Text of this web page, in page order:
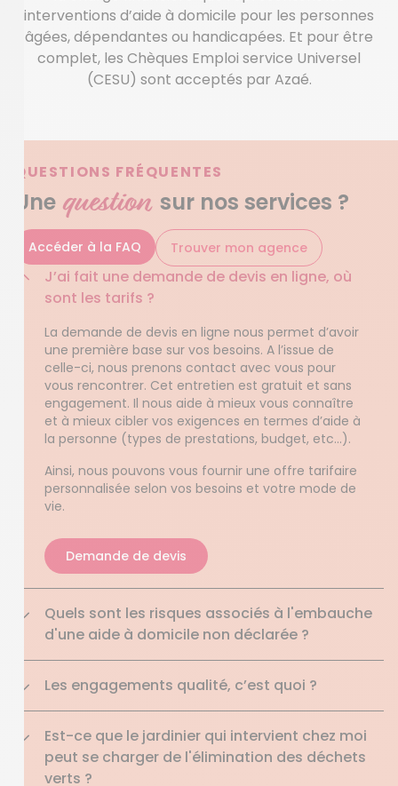
interventions d’aide à domicile pour les personnes
âgées, dépendantes ou handicapées. Et pour être
complet, les Chèques Emploi service Universel
(CESU) sont acceptés par Azaé.
QUESTIONS FRÉQUENTES
Une question sur nos services ?
Accéder à la FAQ Trouver mon agence
J’ai fait une demande de devis en ligne, où
sont les tarifs ?
La demande de devis en ligne nous permet d’avoir
une première base sur vos besoins. A l’issue de
celle-ci, nous prenons contact avec vous pour
vous rencontrer. Cet entretien est gratuit et sans
engagement. Il nous aide à mieux vous connaître
et à mieux cibler vos exigences en termes d’aide à
la personne (types de prestations, budget, etc…).
Ainsi, nous pouvons vous fournir une offre tarifaire
personnalisée selon vos besoins et votre mode de
vie.
Demande de devis
Quels sont les risques associés à l'embauche
d'une aide à domicile non déclarée ?
Les engagements qualité, c’est quoi ?
Est-ce que le jardinier qui intervient chez moi
peut se charger de l'élimination des déchets
verts ?